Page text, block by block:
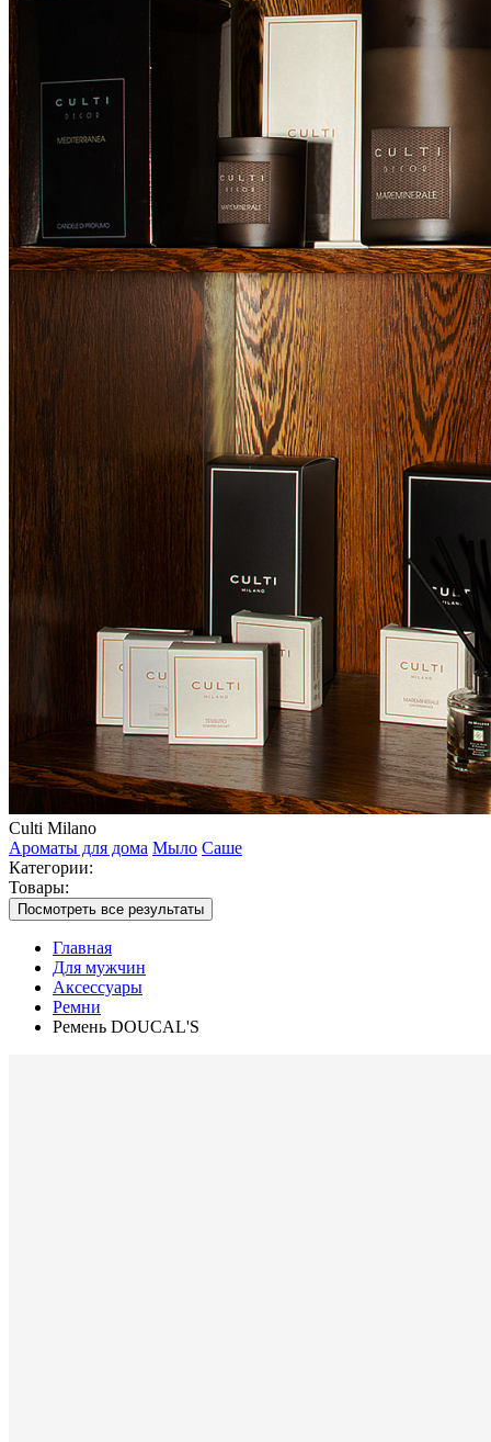
Culti Milano
Ароматы для дома Мыло Саше
Категории:
Товары:
Посмотреть все результаты
Главная
Для мужчин
Аксессуары
Ремни
Ремень DOUCAL'S